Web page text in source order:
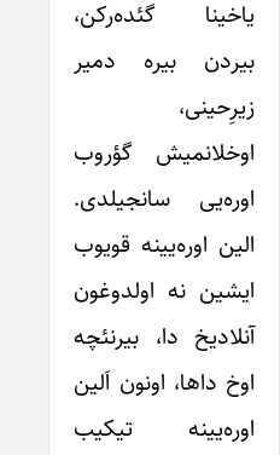
یاخینا گئده‌رکن،
بیردن بیره دمیر
زیرِحینی،
اوخلانمیش گؤروب
اوره‌یی سانجیلدی.
الین اوره‌یینه قویوب
ایشین نه اولدوغون
آنلادیخ دا، بیرنئچه
اوخ داها، اونون اَلین
اوره‌یینه تیکیب